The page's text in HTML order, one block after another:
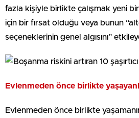
fazla kişiyle birlikte çalışmak yeni
için bir fırsat olduğu veya bunun
seçeneklerinin genel algısını”
Evlenmeden önce birlikte
Evlenmeden önce birlikte